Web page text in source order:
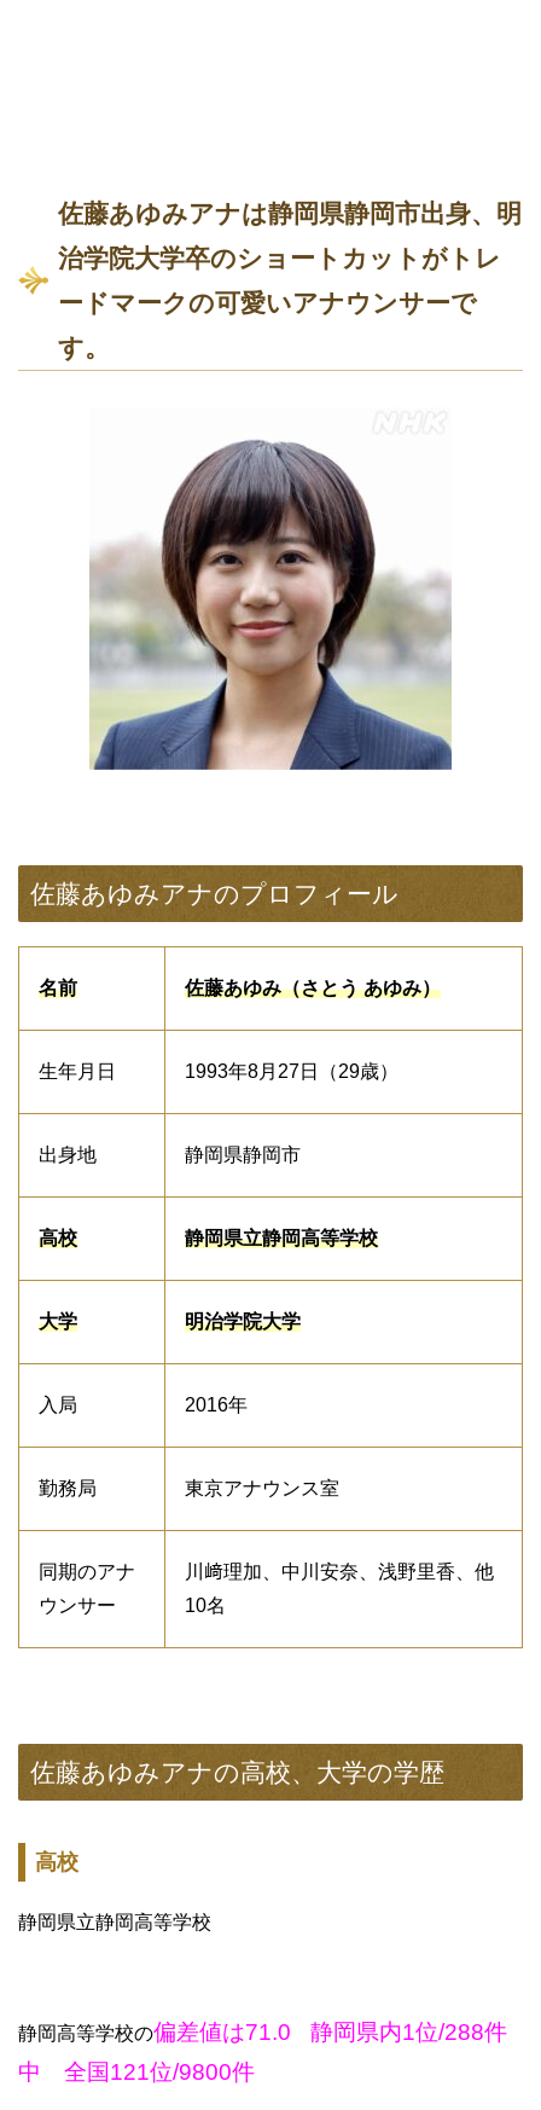
佐藤あゆみアナは静岡県静岡市出身、明
治学院大学卒のショートカットがトレ
ードマークの可愛いアナウンサーで
す。
佐藤あゆみアナのプロフィール
名前 佐藤あゆみ（さとう あゆみ）
生年月日 1993年8月27日（29歳）
出身地 静岡県静岡市
高校 静岡県立静岡高等学校
大学 明治学院大学
入局 2016年
勤務局 東京アナウンス室
同期のアナ
ウンサー
川﨑理加、中川安奈、浅野里香、他
10名
佐藤あゆみアナの高校、大学の学歴
高校
静岡県立静岡高等学校
静岡高等学校の偏差値は71.0
静岡県内1位/288件
中 全国121位/9800件